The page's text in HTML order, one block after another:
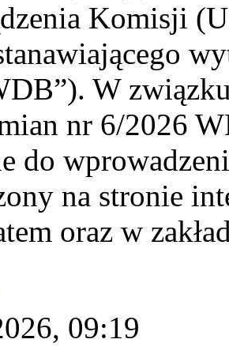
Komisji
W
nr 6/2026
do
na stronie
oraz w
09:19